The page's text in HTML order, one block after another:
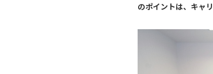
のポイントは、キャ